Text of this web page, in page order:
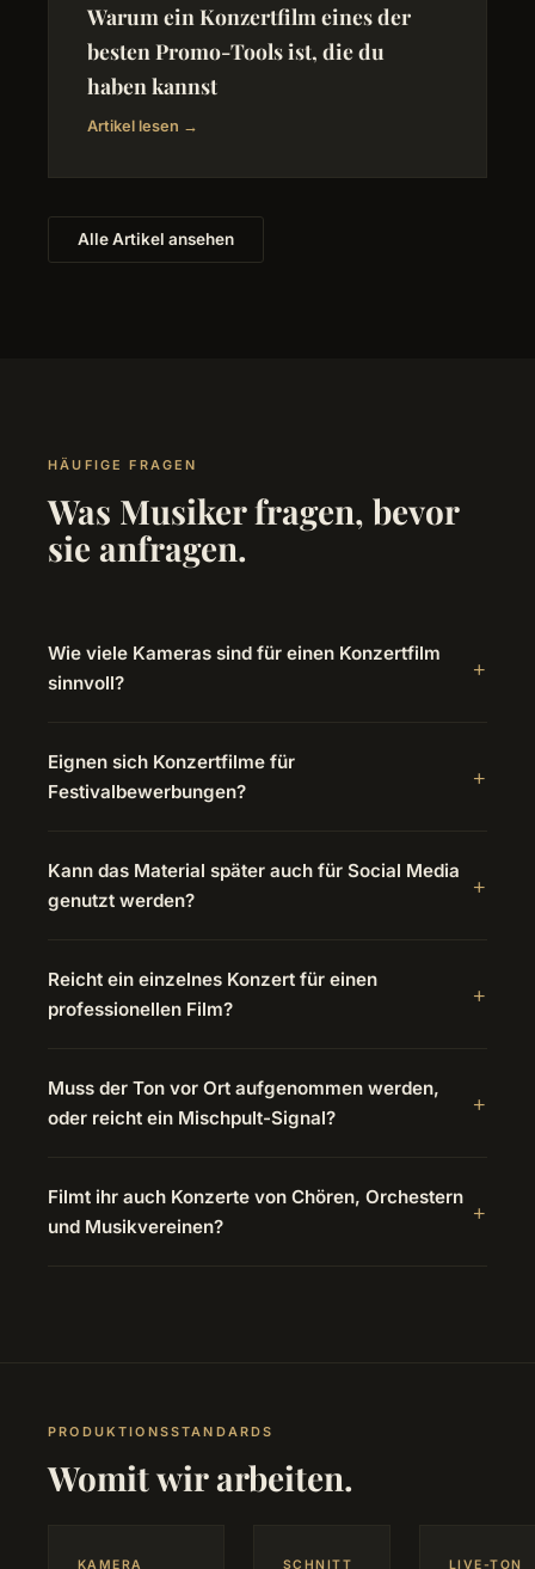
Warum ein Konzertfilm eines der
besten Promo-Tools ist, die du
haben kannst
Artikel lesen →
Alle Artikel ansehen
HÄUFIGE FRAGEN
Was Musiker fragen, bevor
sie anfragen.
Wie viele Kameras sind für einen Konzertfilm
sinnvoll?
Eignen sich Konzertfilme für
Festivalbewerbungen?
Kann das Material später auch für Social Media
genutzt werden?
Reicht ein einzelnes Konzert für einen
professionellen Film?
Muss der Ton vor Ort aufgenommen werden,
oder reicht ein Mischpult-Signal?
Filmt ihr auch Konzerte von Chören, Orchestern
und Musikvereinen?
PRODUKTIONSSTANDARDS
Womit wir arbeiten.
KAMERA
SCHNITT
LIVE-TON